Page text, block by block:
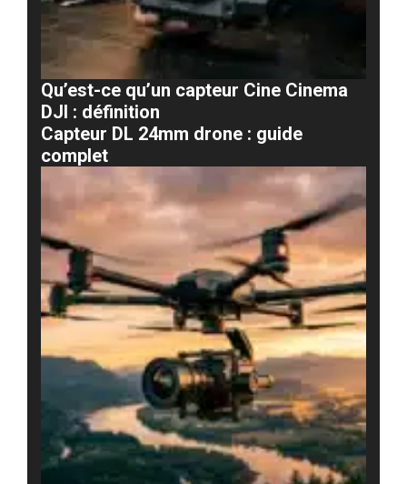
Qu’est-ce qu’un capteur Cine Cinema
DJI : définition
Capteur DL 24mm drone : guide
complet